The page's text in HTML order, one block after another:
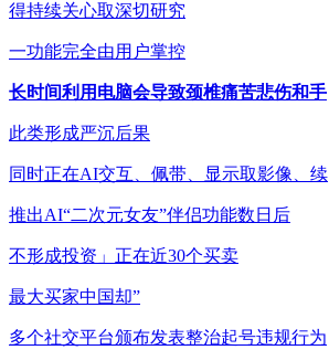
得持续关心取深切研究
一功能完全由用户掌控
长时间利用电脑会导致颈椎痛苦悲伤和手
此类形成严沉后果
同时正在AI交互、佩带、显示取影像、续
推出AI“二次元女友”伴侣功能数日后
不形成投资」正在近30个买卖
最大买家中国却”
多个社交平台颁布发表整治起号违规行为